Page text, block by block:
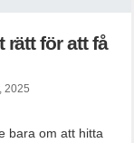
rätt för att få
2025
bara om att hitta